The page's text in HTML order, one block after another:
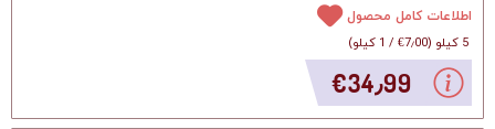
اطلاعات کامل محصول
5 کیلو
(‎€7٫00 / 1 کیلو )
‎€34٫99